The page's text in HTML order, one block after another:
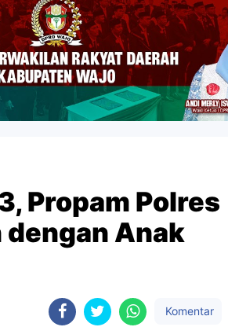
Propam Polres
dengan Anak
Komentar